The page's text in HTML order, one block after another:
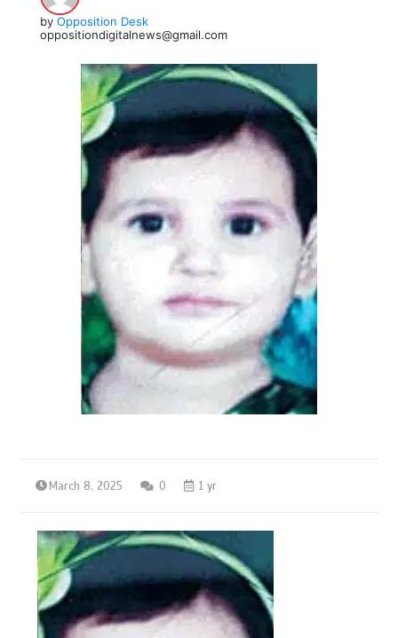
by Opposition Desk
oppositiondigitalnews@gmail.com
March 8, 2025 0 1 yr